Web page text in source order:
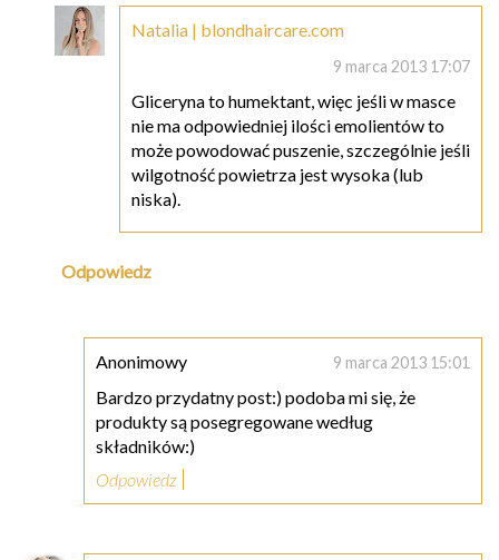
Natalia | blondhaircare.com
9 marca 2013 17:07
Gliceryna to humektant, więc jeśli w masce
nie ma odpowiedniej ilości emolientów to
może powodować puszenie, szczególnie jeśli
wilgotność powietrza jest wysoka (lub
niska).
Odpowiedz
Anonimowy 9 marca 2013 15:01
Bardzo przydatny post:) podoba mi się, że
produkty są posegregowane według
składników:)
Odpowiedz